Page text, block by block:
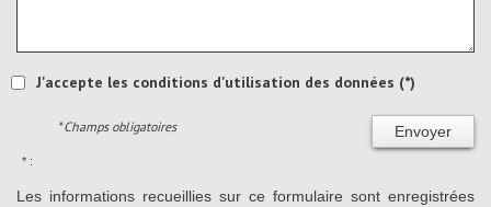
J'accepte les conditions d'utilisation des données (*)
Envoyer
* Champs obligatoires
* :
Les informations recueillies sur ce formulaire sont enregistrées